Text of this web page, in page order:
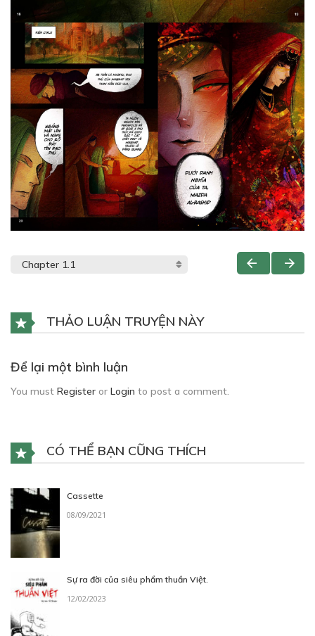
THẢO LUẬN TRUYỆN NÀY
Để lại một bình luận
You must Register or Login to post a comment.
CÓ THỂ BẠN CŨNG THÍCH
Cassette
08/09/2021
Sự ra đời của siêu phẩm thuần Việt.
12/02/2023